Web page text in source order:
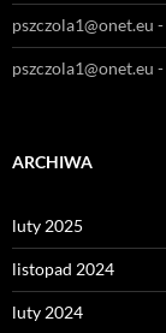
pszczola1@onet.eu -
pszczola1@onet.eu -
ARCHIWA
luty 2025
listopad 2024
luty 2024